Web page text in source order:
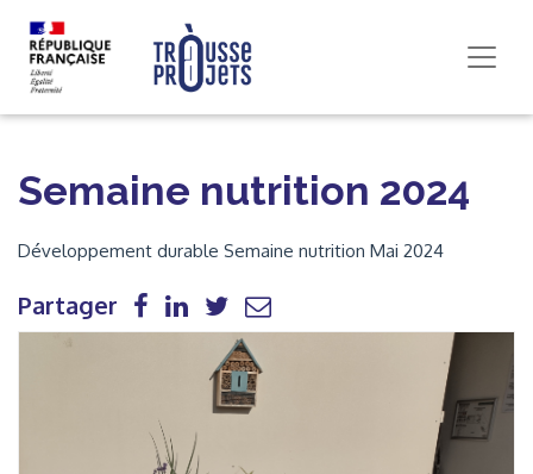
Semaine nutrition 2024
Développement durable Semaine nutrition Mai 2024
Partager